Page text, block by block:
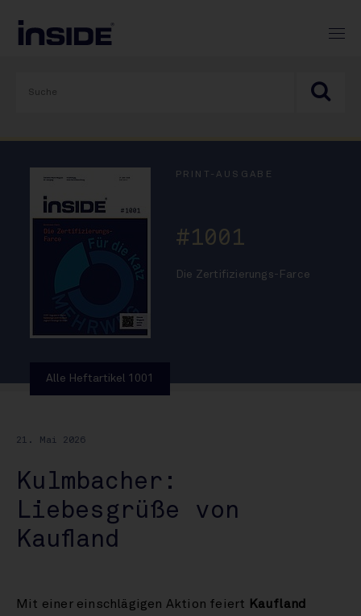
PRINT-AUSGABE
#1001
Die Zertifizierungs-Farce
Alle Heftartikel 1001
21. Mai 2026
Kulmbacher:
Liebesgrüße von
Kaufland
Mit einer einschlägigen Aktion feiert
Kaufland